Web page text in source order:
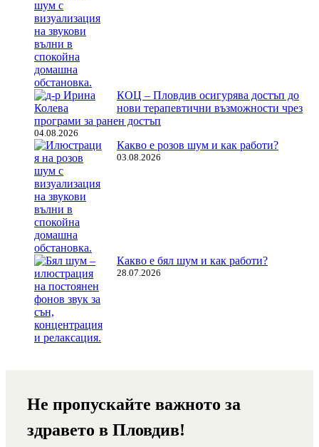
КОЦ – Пловдив осигурява достъп до
нови терапевтични възможности чрез
програми за ранен достъп
04.08.2026
Какво е розов шум и как работи?
03.08.2026
Какво е бял шум и как работи?
28.07.2026
Не пропускайте важното за
здравето в Пловдив!